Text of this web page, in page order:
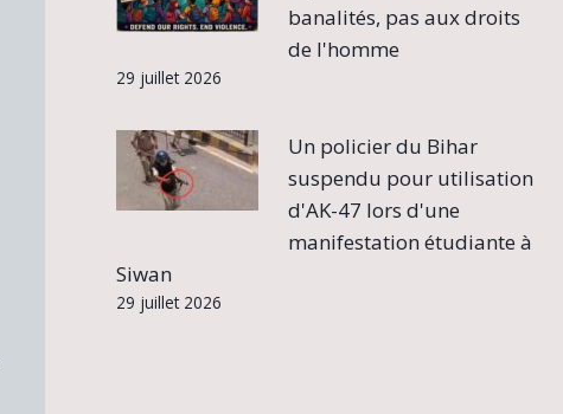
banalités, pas aux droits
de l'homme
29 juillet 2026
Un policier du Bihar
suspendu pour utilisation
d'AK-47 lors d'une
manifestation étudiante à
Siwan
29 juillet 2026